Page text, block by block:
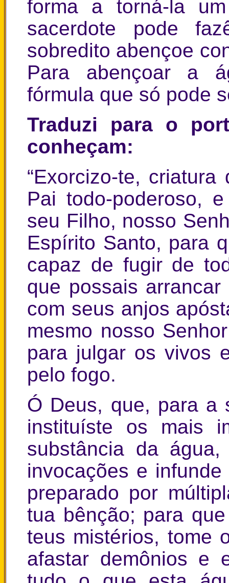
forma a torná-la
sacerdote pode
sobredito abençoe
Para abençoar a
fórmula que só pode
Traduzi para o
conheçam:
“Exorcizo-te,
Pai todo-poderoso,
seu Filho, nosso
Espírito Santo, para
capaz de fugir de
que possais
com seus anjos
mesmo nosso
para julgar os vivos
pelo fogo.
Ó Deus, que, para a
instituíste os mais
substância da
invocações e
preparado por
tua bênção; para
teus mistérios, tome
afastar demônios e